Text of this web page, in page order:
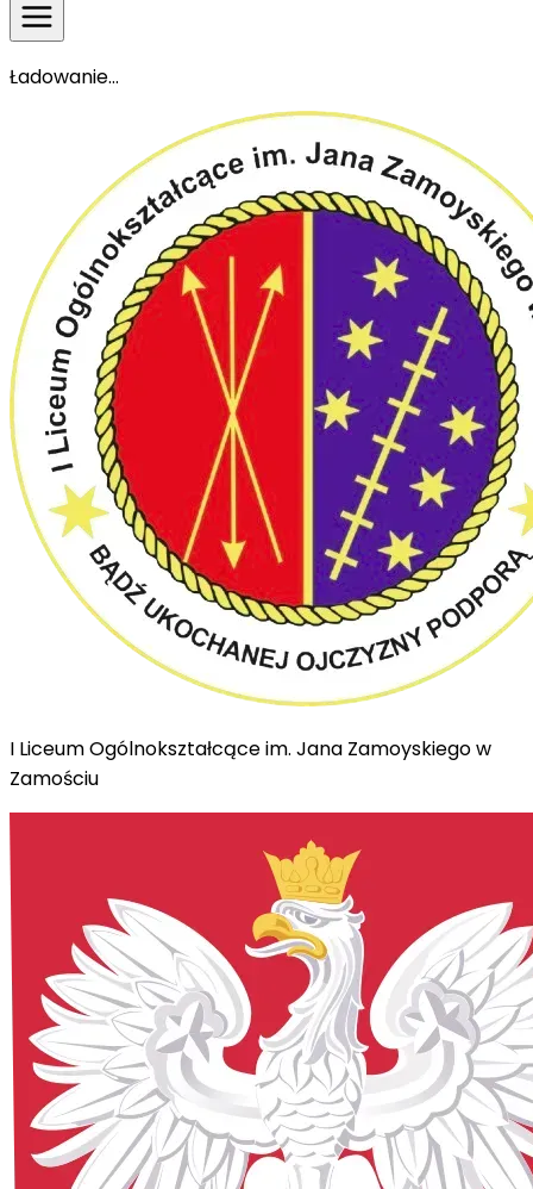
Ładowanie...
I Liceum Ogólnokształcące im. Jana Zamoyskiego w
Zamościu